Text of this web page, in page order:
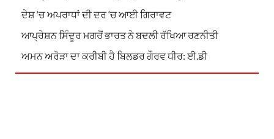
ਦੇਸ਼ ‘ਚ ਅਪਰਾਧਾਂ ਦੀ ਦਰ ‘ਚ ਆਈ ਗਿਰਾਵਟ
ਆਪ੍ਰੇਸ਼ਨ ਸਿੰਦੂਰ ਮਗਰੋਂ ਭਾਰਤ ਨੇ ਬਦਲੀ ਰੱਖਿਆ ਰਣਨੀਤੀ
ਅਮਨ ਅਰੋੜਾ ਦਾ ਕਰੀਬੀ ਹੈ ਬਿਲਡਰ ਗੌਰਵ ਧੀਰ: ਈ.ਡੀ